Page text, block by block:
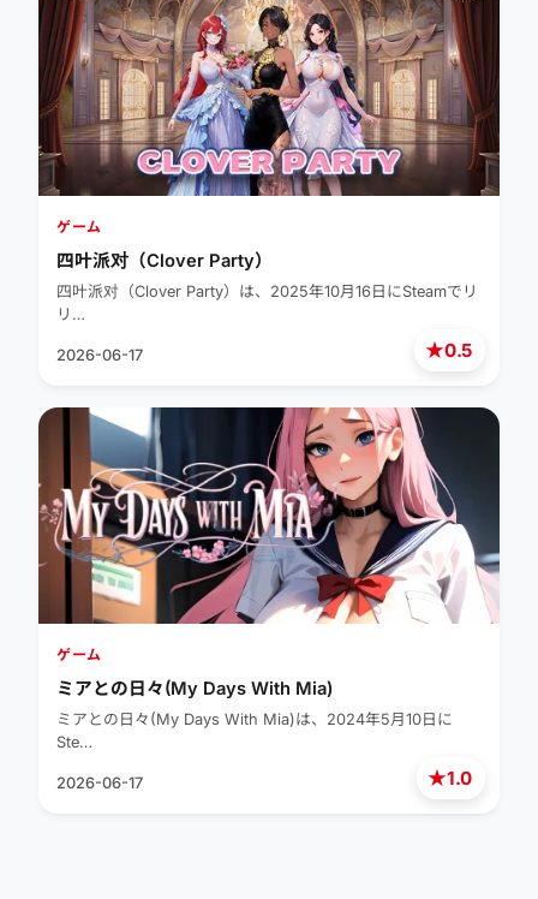
★0.5
ゲーム
四叶派对（Clover Party）
四叶派对（Clover Party）は、2025年10月16日にSteamでリ
リ…
2026-06-17
★1.0
ゲーム
ミアとの日々(My Days With Mia)
ミアとの日々(My Days With Mia)は、2024年5月10日に
Ste…
2026-06-17